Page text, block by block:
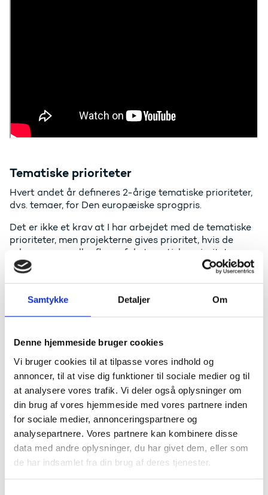
Samtykke Detaljer Om
Denne hjemmeside bruger cookies
Vi bruger cookies til at tilpasse vores indhold og
annoncer, til at vise dig funktioner til sociale medier og til
at analysere vores trafik. Vi deler også oplysninger om
din brug af vores hjemmeside med vores partnere inden
for sociale medier, annonceringspartnere og
analysepartnere. Vores partnere kan kombinere disse
data med andre oplysninger, du har givet dem, eller som
de har indsamlet fra din brug af deres tjenester.
Tematiske prioriteter
Hvert andet år defineres 2-årige tematiske prioriteter,
dvs. temaer, for Den europæiske sprogpris.
Det er ikke et krav at I har arbejdet med de tematiske
prioriteter, men projekterne gives prioritet, hvis de
adresserer en eller flere af de tematiske prioriteter og
skal være afsluttet inden for den to-årige periode, som
Hvordan kommer mit projekt i betragtning
For Erasmus+-projekter
I forbindelse med udfyldelsen af den afsluttende
rapport for dit Erasmus+-projekt, har du mulighed for
at indstille dit projekt til prisen. Du skal blot sætte
flueben ud for ”Would you like to apply for the
European Language Label", så vil der åbne sig en
tekstboks, hvor du kan formulere din indstilling, altså
hvad der gør projektet til et særligt sprogprojekt.
For NCFF-projekter og afsluttede Erasmus+-